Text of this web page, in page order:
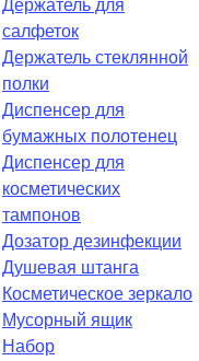
Держатель для
салфеток
Держатель стеклянной
полки
Диспенсер для
бумажных полотенец
Диспенсер для
косметических
тампонов
Дозатор дезинфекции
Душевая штанга
Косметическое зеркало
Мусорный ящик
Набор